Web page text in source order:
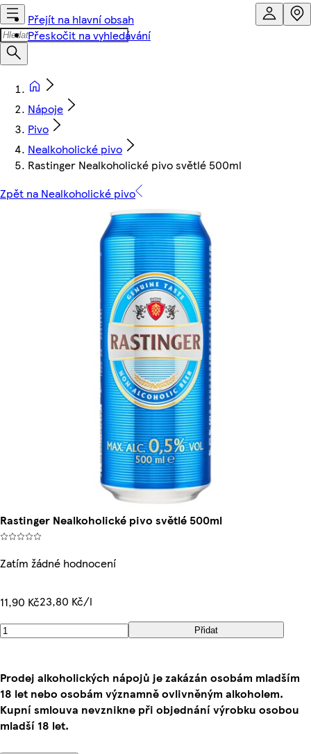
Přejít na hlavní obsah
Přeskočit na vyhledávání
Nápoje
Pivo
Nealkoholické pivo
Rastinger Nealkoholické pivo světlé 500ml
Zpět na Nealkoholické pivo
Rastinger Nealkoholické pivo světlé 500ml
Zatím žádné hodnocení
11,90 Kč23,80 Kč/l
Přidat
Prodej alkoholických nápojů je zakázán osobám mladším
18 let nebo osobám významně ovlivněným alkoholem.
Kupní smlouva nevznikne při objednání výrobku osobou
mladší 18 let.